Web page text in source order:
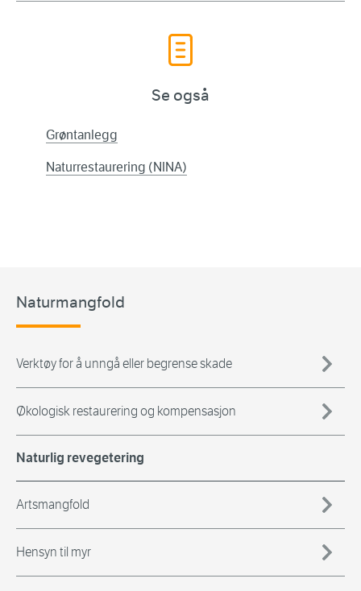
Se også
Grøntanlegg
Naturrestaurering (NINA)
Naturmangfold
Verktøy for å unngå eller begrense skade
Økologisk restaurering og kompensasjon
Naturlig revegetering
Artsmangfold
Hensyn til myr